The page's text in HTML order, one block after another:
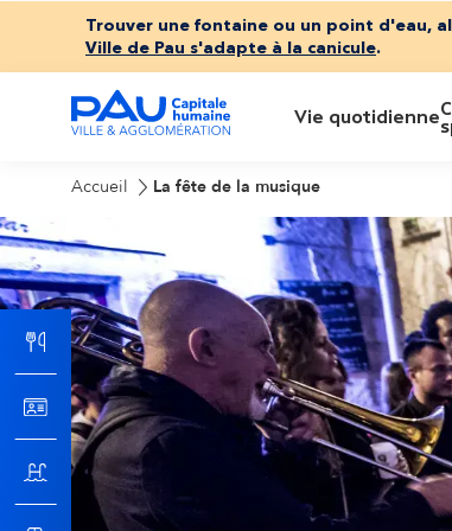
Trouver une fontaine ou un point d'eau,
Ville de Pau s'adapte à la canicule.
M
e
n
u
p
r
i
Vie quotidienne
Accueil La fête de la musique